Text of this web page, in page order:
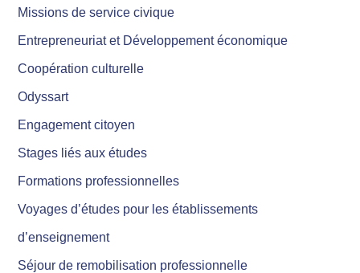
Missions de service civique
Entrepreneuriat et Développement économique
Coopération culturelle
Odyssart
Engagement citoyen
Stages liés aux études
Formations professionnelles
Voyages d’études pour les établissements
d’enseignement
Séjour de remobilisation professionnelle